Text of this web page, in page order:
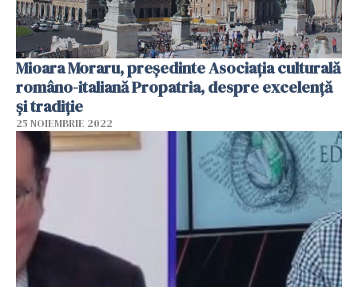
Mioara Moraru, președinte Asociația culturală
româno-italiană Propatria, despre excelență
și tradiție
25 NOIEMBRIE 2022